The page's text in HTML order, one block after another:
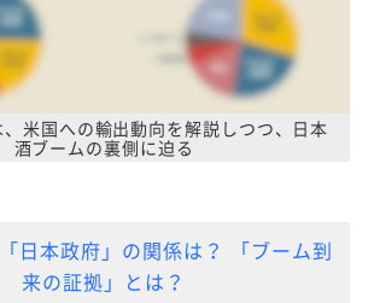
米国への輸出動向を解説しつつ、日本
酒ブームの裏側に迫る
日本政府」の関係は？ 「ブーム到
来の証拠」とは？